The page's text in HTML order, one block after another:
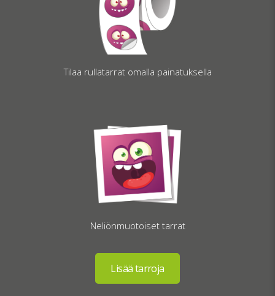
Tilaa rullatarrat omalla painatuksella
Neliönmuotoiset tarrat